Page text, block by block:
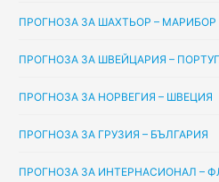
ПРОГНОЗА ЗА ШАХТЬОР – МАРИБОР
ПРОГНОЗА ЗА ШВЕЙЦАРИЯ –
ПРОГНОЗА ЗА НОРВЕГИЯ – ШВЕЦИЯ
ПРОГНОЗА ЗА ГРУЗИЯ – БЪЛГАРИЯ
ПРОГНОЗА ЗА ИНТЕРНАСИОНАЛ –